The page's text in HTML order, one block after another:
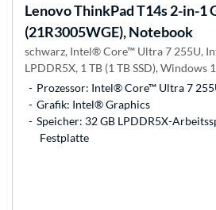
LenovoThinkPad T14s 2-in-1
(21R3005WGE), Notebook
schwarz, Intel® Core™ Ultra 7 255U,
LPDDR5X, 1 TB (1 TB SSD), Windows
Prozessor: Intel® Core™ Ultra 7
Grafik: Intel® Graphics
Speicher: 32 GB LPDDR5X-
Festplatte